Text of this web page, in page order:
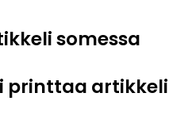
somessa
printtaa artikkeli